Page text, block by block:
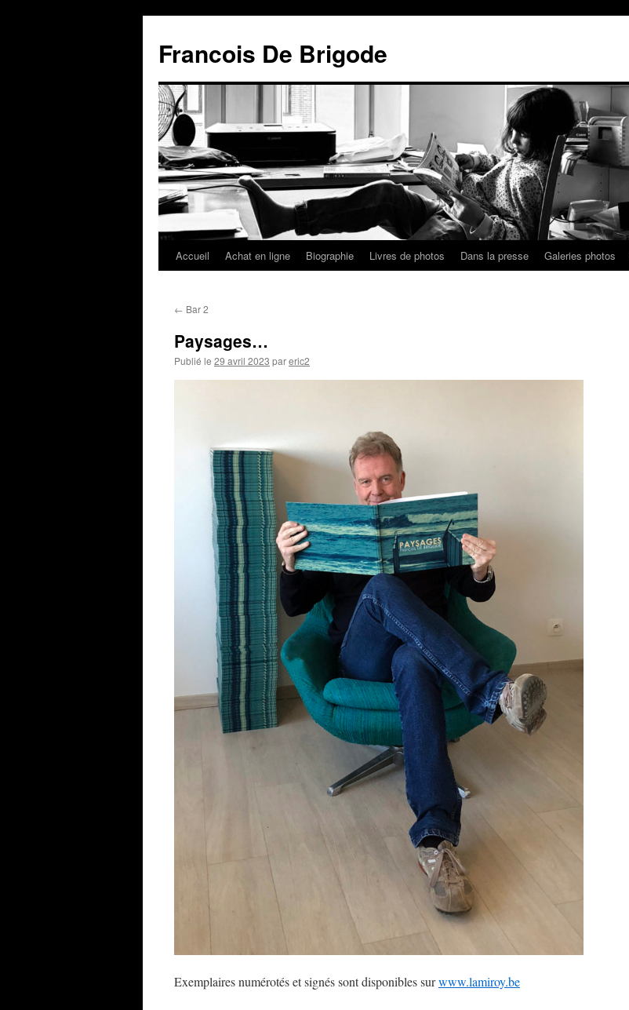
Francois De Brigode
Accueil Achat en ligne Biographie Livres de photos Dans la presse Galeries photos
← Bar 2
Paysages…
Publié le 29 avril 2023 pareric2
Exemplaires numérotés et signés sont disponibles surwww.lamiroy.be